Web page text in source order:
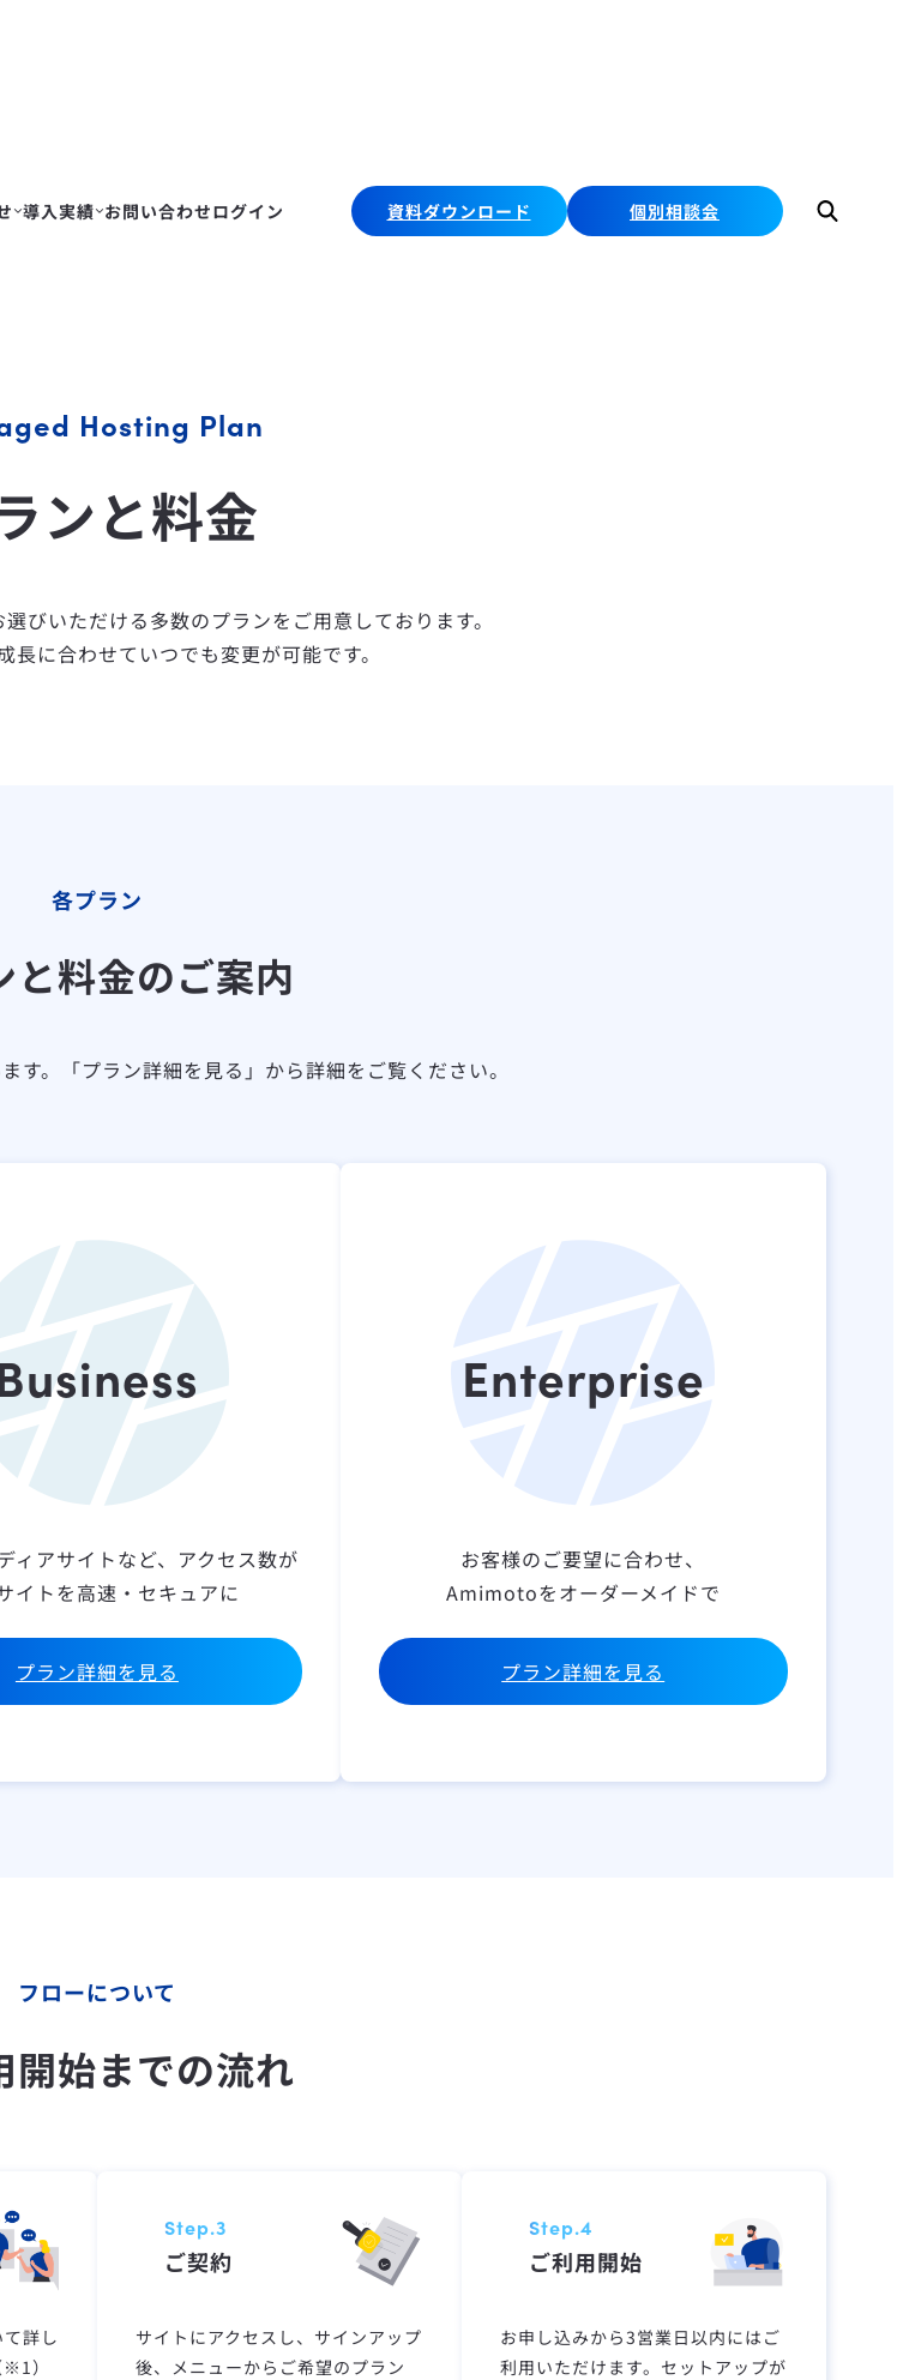
導入実績 お問い合わせログイン 資料ダウンロード 個別相談会
Hosting Plan
ンと料金
びいただける多数のプランをご用意しております。
長に合わせていつでも変更が可能です。
各プラン
と料金のご案内
す。「プラン詳細を見る」から詳細をご覧ください。
ィアサイトなど、アクセス数が
イトを高速・セキュアに
プラン詳細を見る
Enterprise
お客様のご要望に合わせ、
Amimotoをオーダーメイドで
プラン詳細を見る
フローについて
開始までの流れ
詳し
）
Step.3
ご契約
サイトにアクセスし、サインアップ
後、メニューからご希望のプラン
Step.4
ご利用開始
お申し込みから3営業日以内にはご
利用いただけます。セットアップが